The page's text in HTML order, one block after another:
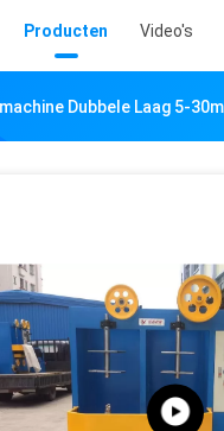
Producten Video's
Dubbele Laag 5-